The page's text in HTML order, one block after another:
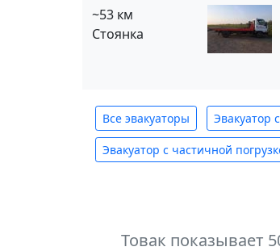
~53 км
Стоянка
Все эвакуаторы Эвакуатор
Эвакуатор с частичной
Товак показывает